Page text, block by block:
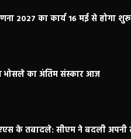
2027 का कार्य 16 मई से होगा शुरू
का अंतिम संस्कार आज
के तबादले: सीएम ने बदली अपनी